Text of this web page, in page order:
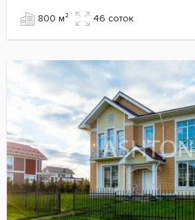
800 м² 46 cоток